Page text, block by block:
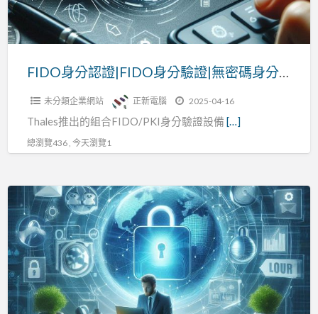
分
驗
證|
新
電
腦
FIDO身分認證|FIDO身分驗證|無密碼身分識別|正新電腦
未分類企業網站 正新電腦 2025-04-16
Thales推出的組合FIDO/PKI身分驗證設備 […]
總瀏覽436 , 今天瀏覽1
FIDO
身
分
認
證,
無
密